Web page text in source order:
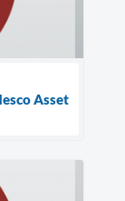
Asset